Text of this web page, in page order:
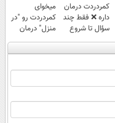
‌کمردردت درمان
داره ❌ فقط چند
سؤال تا شروع
بهبودی فاصله‌
داری!
میخوای
کمردردت رو "در
منزل" درمان
کنی؟ (◂فیلم +
◂پرسش‌نامه)